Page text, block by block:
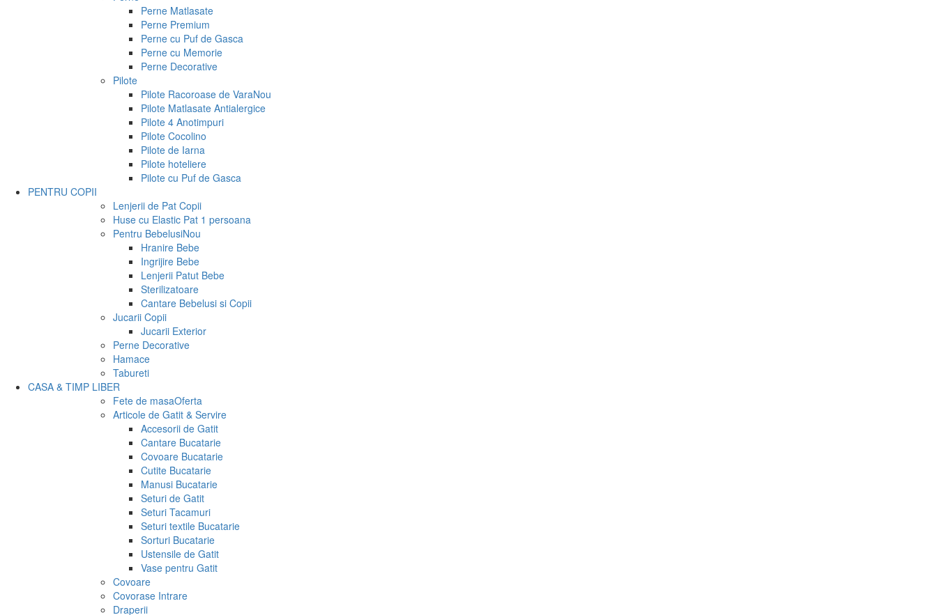
Perne Matlasate
Perne Premium
Perne cu Puf de Gasca
Perne cu Memorie
Perne Decorative
Pilote
Pilote Racoroase de VaraNou
Pilote Matlasate Antialergice
Pilote 4 Anotimpuri
Pilote Cocolino
Pilote de Iarna
Pilote hoteliere
Pilote cu Puf de Gasca
PENTRU COPII
Lenjerii de Pat Copii
Huse cu Elastic Pat 1 persoana
Pentru BebelusiNou
Hranire Bebe
Ingrijire Bebe
Lenjerii Patut Bebe
Sterilizatoare
Cantare Bebelusi si Copii
Jucarii Copii
Jucarii Exterior
Perne Decorative
Hamace
Tabureti
CASA & TIMP LIBER
Fete de masaOferta
Articole de Gatit & Servire
Accesorii de Gatit
Cantare Bucatarie
Covoare Bucatarie
Cutite Bucatarie
Manusi Bucatarie
Seturi de Gatit
Seturi Tacamuri
Seturi textile Bucatarie
Sorturi Bucatarie
Ustensile de Gatit
Vase pentru Gatit
Covoare
Covorase Intrare
Draperii